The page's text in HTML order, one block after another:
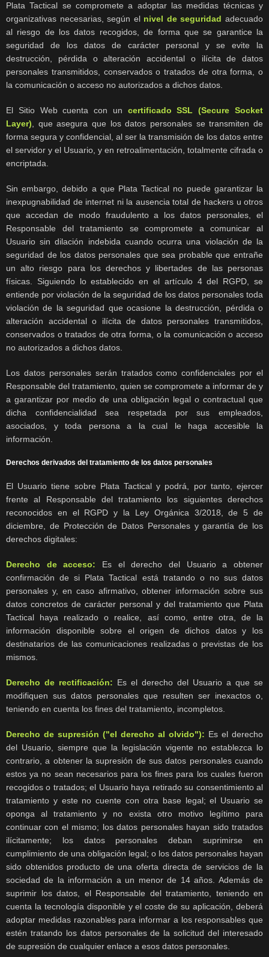
Plata Tactical se compromete a adoptar las medidas técnicas y
organizativas necesarias, según el nivel de seguridad adecuado
al riesgo de los datos recogidos, de forma que se garantice la
seguridad de los datos de carácter personal y se evite la
destrucción, pérdida o alteración accidental o ilícita de datos
personales transmitidos, conservados o tratados de otra forma, o
la comunicación o acceso no autorizados a dichos datos.
El Sitio Web cuenta con un certificado SSL (Secure Socket
Layer) , que asegura que los datos personales se transmiten de
forma segura y confidencial, al ser la transmisión de los datos entre
el servidor y el Usuario, y en retroalimentación, totalmente cifrada o
encriptada.
Sin embargo, debido a que Plata Tactical no puede garantizar la
inexpugnabilidad de internet ni la ausencia total de hackers u otros
que accedan de modo fraudulento a los datos personales, el
Responsable del tratamiento se compromete a comunicar al
Usuario sin dilación indebida cuando ocurra una violación de la
seguridad de los datos personales que sea probable que entrañe
un alto riesgo para los derechos y libertades de las personas
físicas. Siguiendo lo establecido en el artículo 4 del RGPD, se
entiende por violación de la seguridad de los datos personales toda
violación de la seguridad que ocasione la destrucción, pérdida o
alteración accidental o ilícita de datos personales transmitidos,
conservados o tratados de otra forma, o la comunicación o acceso
no autorizados a dichos datos.
Los datos personales serán tratados como confidenciales por el
Responsable del tratamiento, quien se compromete a informar de y
a garantizar por medio de una obligación legal o contractual que
dicha confidencialidad sea respetada por sus empleados,
asociados, y toda persona a la cual le haga accesible la
información.
Derechos derivados del tratamiento de los datos personales
El Usuario tiene sobre Plata Tactical y podrá, por tanto, ejercer
frente al Responsable del tratamiento los siguientes derechos
reconocidos en el RGPD y la Ley Orgánica 3/2018, de 5 de
diciembre, de Protección de Datos Personales y garantía de los
derechos digitales:
Derecho de acceso:
Es el derecho del Usuario a obtener
confirmación de si Plata Tactical está tratando o no sus datos
personales y, en caso afirmativo, obtener información sobre sus
datos concretos de carácter personal y del tratamiento que Plata
Tactical haya realizado o realice, así como, entre otra, de la
información disponible sobre el origen de dichos datos y los
destinatarios de las comunicaciones realizadas o previstas de los
mismos.
Derecho de rectificación: Es el derecho del Usuario a que se
modifiquen sus datos personales que resulten ser inexactos o,
teniendo en cuenta los fines del tratamiento, incompletos.
Derecho de supresión ("el derecho al olvido"): Es el derecho
del Usuario, siempre que la legislación vigente no establezca lo
contrario, a obtener la supresión de sus datos personales cuando
estos ya no sean necesarios para los fines para los cuales fueron
recogidos o tratados; el Usuario haya retirado su consentimiento al
tratamiento y este no cuente con otra base legal; el Usuario se
oponga al tratamiento y no exista otro motivo legítimo para
continuar con el mismo; los datos personales hayan sido tratados
ilícitamente; los datos personales deban suprimirse en
cumplimiento de una obligación legal; o los datos personales hayan
sido obtenidos producto de una oferta directa de servicios de la
sociedad de la información a un menor de 14 años. Además de
suprimir los datos, el Responsable del tratamiento, teniendo en
cuenta la tecnología disponible y el coste de su aplicación, deberá
adoptar medidas razonables para informar a los responsables que
estén tratando los datos personales de la solicitud del interesado
de supresión de cualquier enlace a esos datos personales.